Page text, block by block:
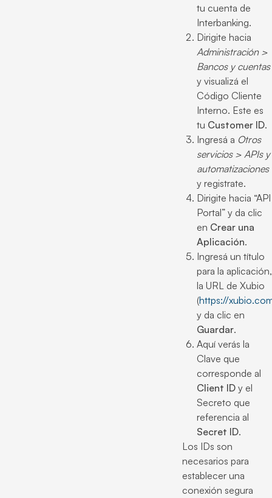
tu cuenta de
Interbanking.
Dirigite hacia
Administración >
Bancos y cuentas
y visualizá el
Código Cliente
Interno. Este es
tu Customer ID.
Ingresá a Otros
servicios > APIs y
automatizaciones
y registrate.
Dirigite hacia “API
Portal” y da clic
en Crear una
Aplicación.
Ingresá un título
para la aplicación,
la URL de Xubio
(https://
y da clic en
Guardar.
Aquí verás la
Clave que
corresponde al
Client ID y el
Secreto que
referencia al
Secret ID.
Los IDs son
necesarios para
establecer una
conexión segura